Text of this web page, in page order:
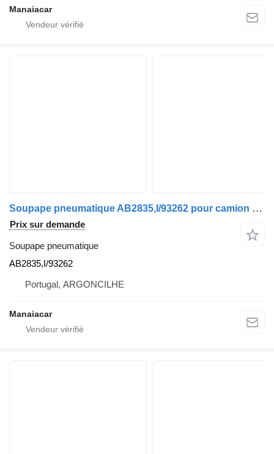
Manaiacar
Soupape pneumatique AB2835,I/93262 pour camion MAN TGA | 00
Prix sur demande
Soupape pneumatique
AB2835,I/93262
Portugal, ARGONCILHE
Manaiacar